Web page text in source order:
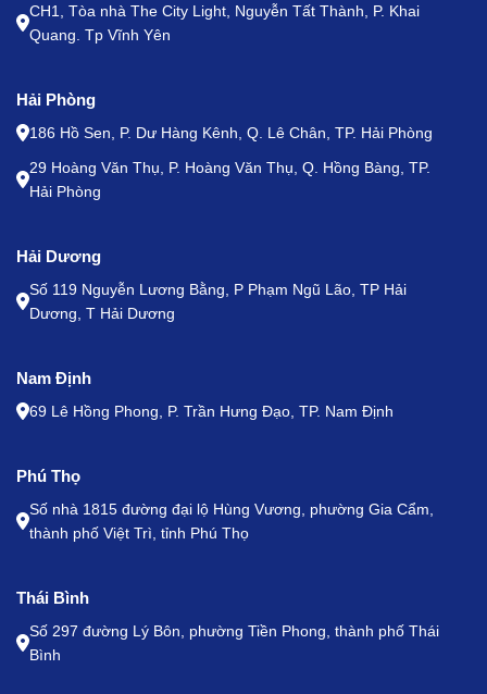
CH1, Tòa nhà The City Light, Nguyễn Tất Thành, P. Khai
Quang. Tp Vĩnh Yên
Hải Phòng
186 Hồ Sen, P. Dư Hàng Kênh, Q. Lê Chân, TP. Hải Phòng
29 Hoàng Văn Thụ, P. Hoàng Văn Thụ, Q. Hồng Bàng, TP.
Hải Phòng
Hải Dương
Số 119 Nguyễn Lương Bằng, P Phạm Ngũ Lão, TP Hải
Dương, T Hải Dương
Nam Định
69 Lê Hồng Phong, P. Trần Hưng Đạo, TP. Nam Định
Phú Thọ
Số nhà 1815 đường đại lộ Hùng Vương, phường Gia Cẩm,
thành phố Việt Trì, tỉnh Phú Thọ
Thái Bình
Số 297 đường Lý Bôn, phường Tiền Phong, thành phố Thái
Bình